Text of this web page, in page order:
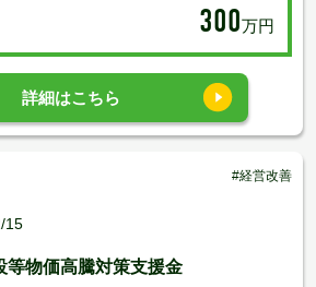
300万円
詳細はこちら
#経営改善
15
等物価高騰対策支援金